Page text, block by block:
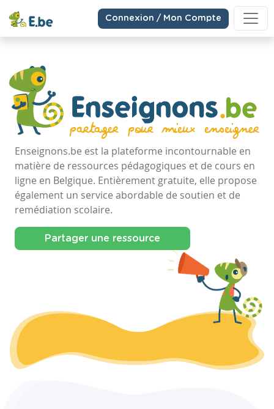
Connexion / Mon Compte
Enseignons.be est la plateforme incontournable en
matière de ressources pédagogiques et de cours en
ligne en Belgique. Entièrement gratuite, elle propose
également un service abordable de soutien et de
remédiation scolaire.
Partager une ressource